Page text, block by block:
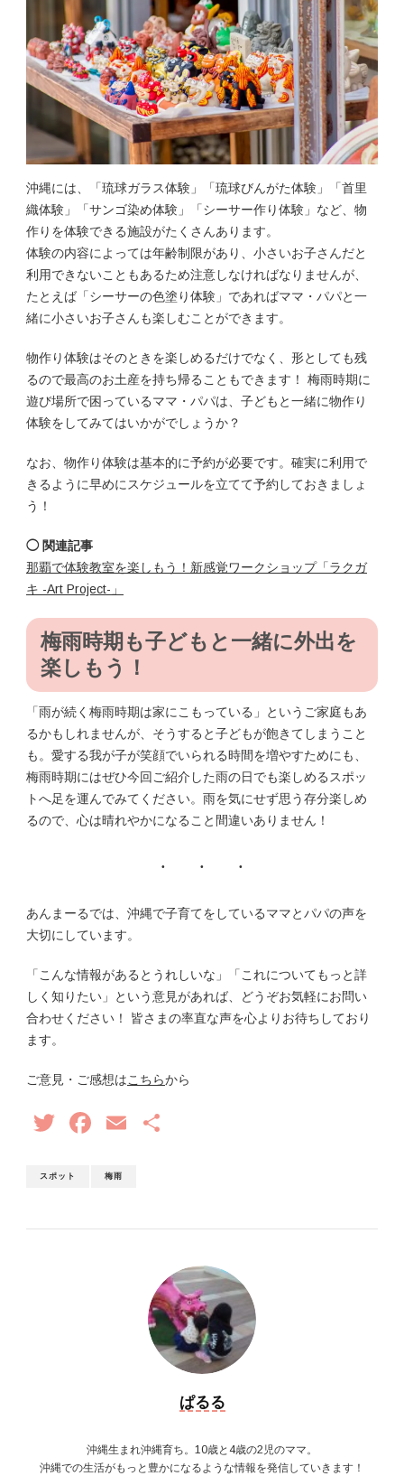
沖縄には、「琉球ガラス体験」「琉球びんがた体験」「首里
織体験」「サンゴ染め体験」「シーサー作り体験」など、物
作りを体験できる施設がたくさんあります。
体験の内容によっては年齢制限があり、小さいお子さんだと
利用できないこともあるため注意しなければなりませんが、
たとえば「シーサーの色塗り体験」であればママ・パパと一
緒に小さいお子さんも楽しむことができます。
物作り体験はそのときを楽しめるだけでなく、形としても残
るので最高のお土産を持ち帰ることもできます！ 梅雨時期に
遊び場所で困っているママ・パパは、子どもと一緒に物作り
体験をしてみてはいかがでしょうか？
なお、物作り体験は基本的に予約が必要です。確実に利用で
きるように早めにスケジュールを立てて予約しておきましょ
う！
◯ 関連記事
那覇で体験教室を楽しもう！新感覚ワークショップ「ラクガ
キ -Art Project-」
梅雨時期も子どもと一緒に外出を
楽しもう！
「雨が続く梅雨時期は家にこもっている」というご家庭もあ
るかもしれませんが、そうすると子どもが飽きてしまうこと
も。愛する我が子が笑顔でいられる時間を増やすためにも、
梅雨時期にはぜひ今回ご紹介した雨の日でも楽しめるスポッ
トへ足を運んでみてください。雨を気にせず思う存分楽しめ
るので、心は晴れやかになること間違いありません！
あんまーるでは、沖縄で子育てをしているママとパパの声を
大切にしています。
「こんな情報があるとうれしいな」「これについてもっと詳
しく知りたい」という意見があれば、どうぞお気軽にお問い
合わせください！ 皆さまの率直な声を心よりお待ちしており
ます。
ご意見・ご感想はこちらから
TwitterFacebook
Email
スポット 梅雨
ぱるる
沖縄生まれ沖縄育ち。10歳と4歳の2児のママ。
沖縄での生活がもっと豊かになるような情報を発信していきます！